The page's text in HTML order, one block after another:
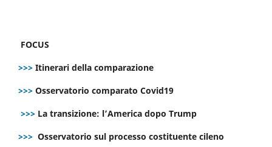
FOCUS
>>> Itinerari della comparazione
>>> Osservatorio comparato Covid19
>>> La transizione: l’America dopo Trump
>>> Osservatorio sul processo costituente cileno